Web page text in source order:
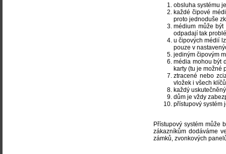
obsluha systému
každé čipové
proto jednoduše
médium může
odpadají tak
u čipových médií
pouze v
jediným čipovým
média mohou být
karty (tu je možné
ztracené nebo
vložek i všech
každý
dům je vždy
přístupový systém
Přístupový systém může
zákazníkům dodáváme
zámků, zvonkových